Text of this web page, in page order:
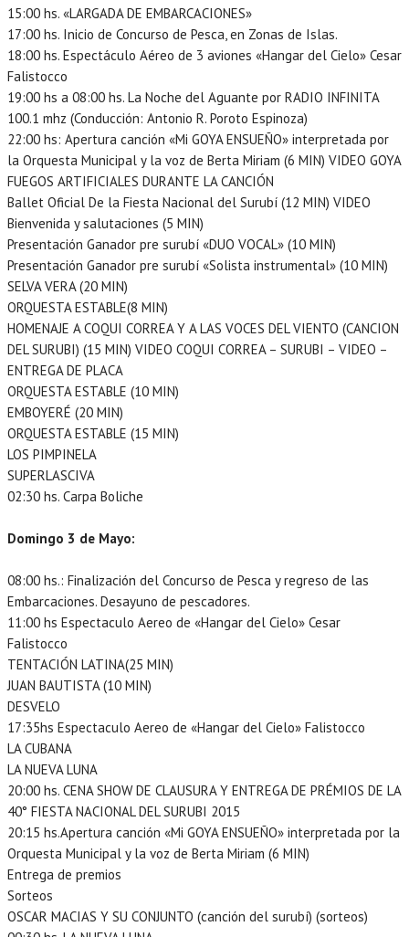
15:00 hs. «LARGADA DE EMBARCACIONES»
17:00 hs. Inicio de Concurso de Pesca, en Zonas de Islas.
18:00 hs. Espectáculo Aéreo de 3 aviones «Hangar del Cielo» Cesar
Falistocco
19:00 hs a 08:00 hs. La Noche del Aguante por RADIO INFINITA
100.1 mhz (Conducción: Antonio R. Poroto Espinoza)
22:00 hs: Apertura canción «Mi GOYA ENSUEÑO» interpretada por
la Orquesta Municipal y la voz de Berta Miriam (6 MIN) VIDEO GOYA
FUEGOS ARTIFICIALES DURANTE LA CANCIÓN
Ballet Oficial De la Fiesta Nacional del Surubí (12 MIN) VIDEO
Bienvenida y salutaciones (5 MIN)
Presentación Ganador pre surubí «DUO VOCAL» (10 MIN)
Presentación Ganador pre surubí «Solista instrumental» (10 MIN)
SELVA VERA (20 MIN)
ORQUESTA ESTABLE(8 MIN)
HOMENAJE A COQUI CORREA Y A LAS VOCES DEL VIENTO (CANCION
DEL SURUBI) (15 MIN) VIDEO COQUI CORREA – SURUBI – VIDEO –
ENTREGA DE PLACA
ORQUESTA ESTABLE (10 MIN)
EMBOYERÉ (20 MIN)
ORQUESTA ESTABLE (15 MIN)
LOS PIMPINELA
SUPERLASCIVA
02:30 hs. Carpa Boliche
Domingo 3 de Mayo:
08:00 hs.: Finalización del Concurso de Pesca y regreso de las
Embarcaciones. Desayuno de pescadores.
11:00 hs Espectaculo Aereo de «Hangar del Cielo» Cesar
Falistocco
TENTACIÓN LATINA(25 MIN)
JUAN BAUTISTA (10 MIN)
DESVELO
17:35hs Espectaculo Aereo de «Hangar del Cielo» Falistocco
LA CUBANA
LA NUEVA LUNA
20:00 hs. CENA SHOW DE CLAUSURA Y ENTREGA DE PRÉMIOS DE LA
40° FIESTA NACIONAL DEL SURUBI 2015
20:15 hs.Apertura canción «Mi GOYA ENSUEÑO» interpretada por la
Orquesta Municipal y la voz de Berta Miriam (6 MIN)
Entrega de premios
Sorteos
OSCAR MACIAS Y SU CONJUNTO (canción del surubí) (sorteos)